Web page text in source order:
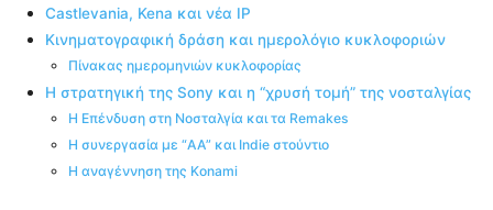
Castlevania, Kena και νέα IP
Κινηματογραφική δράση και ημερολόγιο κυκλοφοριών
Πίνακας ημερομηνιών κυκλοφορίας
Η στρατηγική της Sony και η “χρυσή τομή” της νοσταλγίας
Η Επένδυση στη Νοσταλγία και τα Remakes
Η συνεργασία με “AA” και Indie στούντιο
Η αναγέννηση της Konami